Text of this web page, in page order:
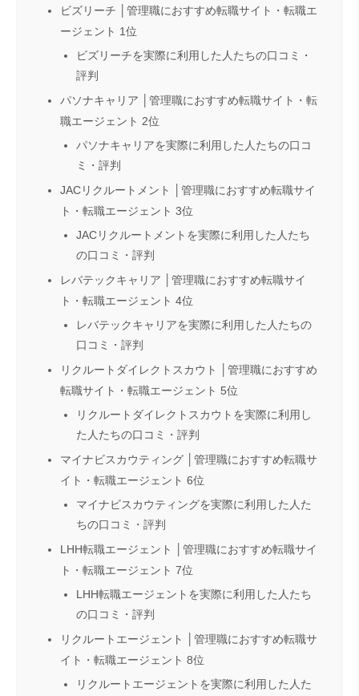
ビズリーチ │管理職におすすめ転職サイト・転職エ
ージェント 1位
ビズリーチを実際に利用した人たちの口コミ・
評判
パソナキャリア │管理職におすすめ転職サイト・転
職エージェント 2位
パソナキャリアを実際に利用した人たちの口コ
ミ・評判
JACリクルートメント │管理職におすすめ転職サイ
ト・転職エージェント 3位
JACリクルートメントを実際に利用した人たち
の口コミ・評判
レバテックキャリア │管理職におすすめ転職サイ
ト・転職エージェント 4位
レバテックキャリアを実際に利用した人たちの
口コミ・評判
リクルートダイレクトスカウト │管理職におすすめ
転職サイト・転職エージェント 5位
リクルートダイレクトスカウトを実際に利用し
た人たちの口コミ・評判
マイナビスカウティング │管理職におすすめ転職サ
イト・転職エージェント 6位
マイナビスカウティングを実際に利用した人た
ちの口コミ・評判
LHH転職エージェント │管理職におすすめ転職サイ
ト・転職エージェント 7位
LHH転職エージェントを実際に利用した人たち
の口コミ・評判
リクルートエージェント │管理職におすすめ転職サ
イト・転職エージェント 8位
リクルートエージェントを実際に利用した人た